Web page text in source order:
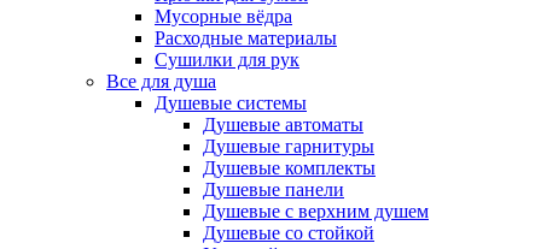
Мусорные вёдра
Расходные материалы
Сушилки для рук
Все для душа
Душевые системы
Душевые автоматы
Душевые гарнитуры
Душевые комплекты
Душевые панели
Душевые с верхним душем
Душевые со стойкой